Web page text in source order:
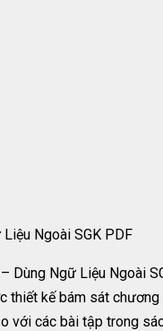
Ngoài SGK PDF
Dùng Ngữ Liệu Ngoài
kế bám sát
với các bài tập trong